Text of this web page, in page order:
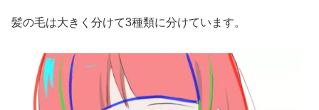
髪の毛は大きく分けて3種類に分けています。